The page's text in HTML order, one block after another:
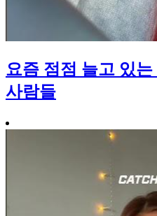
요즘 점점 늘고 있
사람들